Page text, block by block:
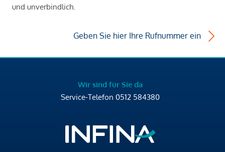
und unverbindlich.
Geben Sie hier Ihre Rufnummer ein
Wir sind für Sie da
Service-Telefon 0512 584380